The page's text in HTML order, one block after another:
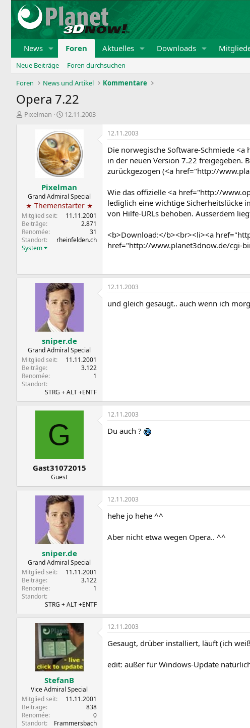
News Foren Aktuelles Downloads
Neue Beiträge
Foren durchsuchen
Foren
News und Artikel Kommentare
Opera 7.22
E
Pixelman
E
s
t
e
l
l
t
a
m
12.11.2003
Pixelman
Grand Admiral Special
★ Themenstarter ★
Mitglied seit
11.11.2001
Beiträge
2.871
Renomée
31
Standort
rheinfelden.ch
System
12.11.2003
Die norwegische Software-Schmiede
in der neuen Version 7.22 freigegeben.
zurückgezogen (<a href="http://
Wie das offizielle <a href="http://
lediglich eine wichtige Sicherheitslücke
von Hilfe-URLs behoben. Ausserdem
<b>Download:</b><br><li><a
href="http://www.planet3dnow.de/cgi-
sniper.de
Grand Admiral Special
Mitglied seit
11.11.2001
Beiträge
3.122
Renomée
1
Standort
STRG + ALT +ENTF
12.11.2003
und gleich gesaugt.. auch wenn ich
G
Gast31072015
Guest
12.11.2003
Du auch ?
sniper.de
Grand Admiral Special
Mitglied seit
11.11.2001
Beiträge
3.122
Renomée
1
Standort
STRG + ALT +ENTF
12.11.2003
hehe jo hehe ^^
Aber nicht etwa wegen Opera.. ^^
StefanB
Vice Admiral Special
Mitglied seit
11.11.2001
Beiträge
838
Renomée
0
Standort
Frammersbach
12.11.2003
Gesaugt, drüber installiert, läuft (ich
edit: außer für Windows-Update